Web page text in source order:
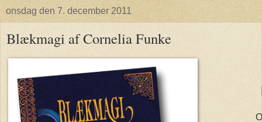
onsdag den 7. december 2011
Blækmagi af Cornelia Funke